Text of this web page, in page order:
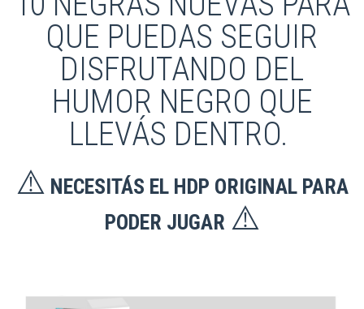
QUE PUEDAS SEGUIR
DISFRUTANDO DEL
HUMOR NEGRO QUE
LLEVÁS DENTRO.
⚠️ NECESITÁS EL HDP ORIGINAL PARA
PODER JUGAR ⚠️